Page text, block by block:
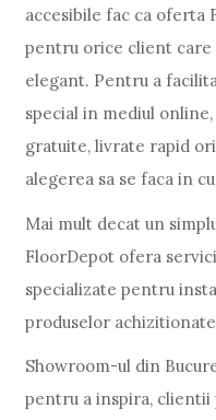
accesibile fac ca oferta
pentru orice client care
elegant. Pentru a
special in mediul
gratuite, livrate rapid
alegerea sa se faca in
Mai mult decat un
FloorDepot ofera
specializate pentru
produselor
Showroom-ul din
pentru a inspira, clientii